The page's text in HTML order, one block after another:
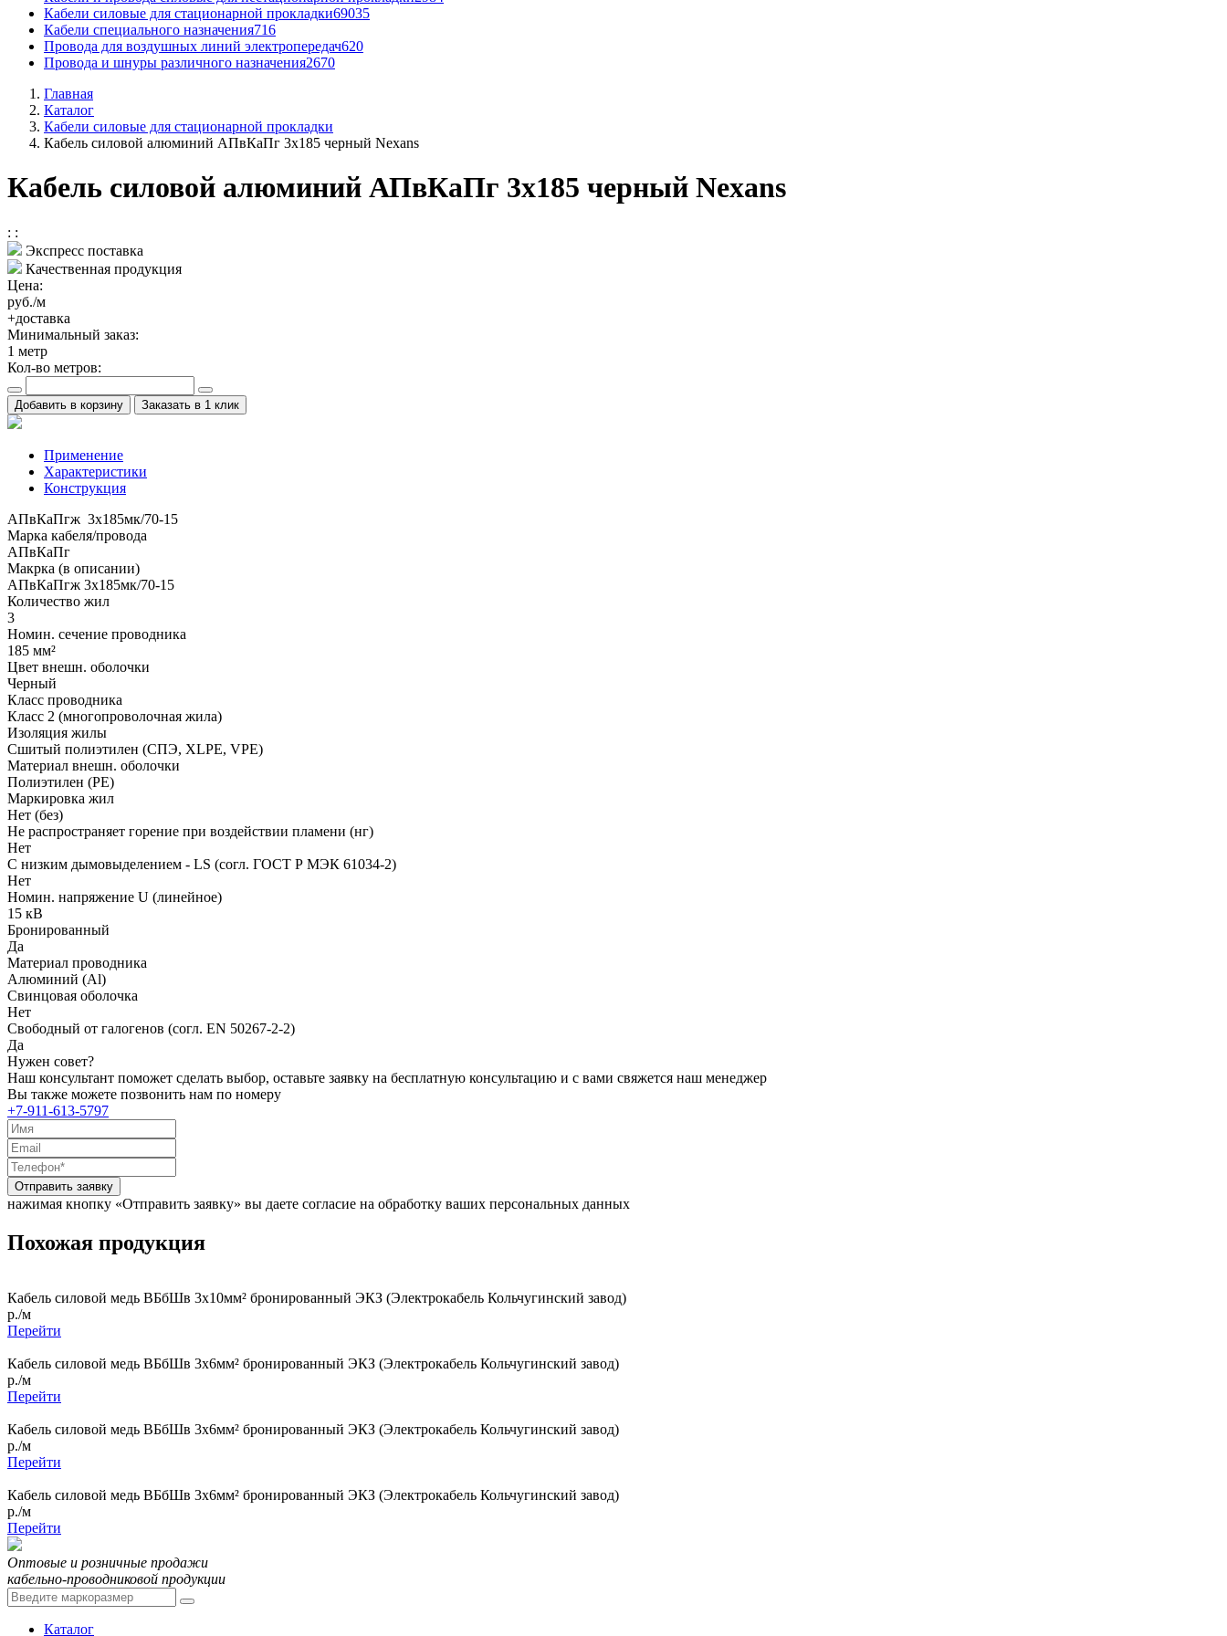
Кабели силовые для стационарной прокладки69035
Кабели специального назначения716
Провода для воздушных линий электропередач620
Провода и шнуры различного назначения2670
Главная
Каталог
Кабели силовые для стационарной прокладки
Кабель силовой алюминий АПвКаПг 3x185 черный Nexans
Кабель силовой алюминий АПвКаПг 3x185 черный Nexans
: :
Экспресс поставка
Качественная продукция
Цена:
руб./м
+доставка
Минимальный заказ:
1 метр
Кол-во метров:
Добавить в корзину Заказать в 1 клик
Применение
Характеристики
Конструкция
АПвКаПгж 3x185мк/70-15
Марка кабеля/провода
АПвКаПг
Макрка (в описании)
АПвКаПгж 3x185мк/70-15
Количество жил
3
Номин. сечение проводника
185 мм²
Цвет внешн. оболочки
Черный
Класс проводника
Класс 2 (многопроволочная жила)
Изоляция жилы
Сшитый полиэтилен (СПЭ, XLPE, VPE)
Материал внешн. оболочки
Полиэтилен (PE)
Маркировка жил
Нет (без)
Не распространяет горение при воздействии пламени (нг)
Нет
С низким дымовыделением - LS (согл. ГОСТ Р МЭК 61034-2)
Нет
Номин. напряжение U (линейное)
15 кВ
Бронированный
Да
Материал проводника
Алюминий (Al)
Свинцовая оболочка
Нет
Свободный от галогенов (согл. EN 50267-2-2)
Да
Нужен совет?
Наш консультант поможет сделать выбор, оставьте заявку на бесплатную консультацию и с вами свяжется наш менеджер
Вы также можете позвонить нам по номеру
+7-911-613-5797
Отправить заявку
нажимая кнопку «Отправить заявку» вы даете согласие на обработку ваших персональных данных
Похожая продукция
Кабель силовой медь ВБбШв 3x10мм² бронированный ЭКЗ (Электрокабель Кольчугинский завод)
р./м
Перейти
Кабель силовой медь ВБбШв 3x6мм² бронированный ЭКЗ (Электрокабель Кольчугинский завод)
р./м
Перейти
Кабель силовой медь ВБбШв 3x6мм² бронированный ЭКЗ (Электрокабель Кольчугинский завод)
р./м
Перейти
Кабель силовой медь ВБбШв 3x6мм² бронированный ЭКЗ (Электрокабель Кольчугинский завод)
р./м
Перейти
Оптовые и розничные продажи
кабельно-проводниковой продукции
Каталог